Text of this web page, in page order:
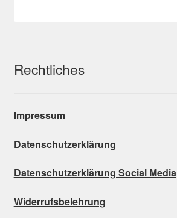
Rechtliches
Impressum
Datenschutzerklärung
Datenschutzerklärung Social Media
Widerrufsbelehrung